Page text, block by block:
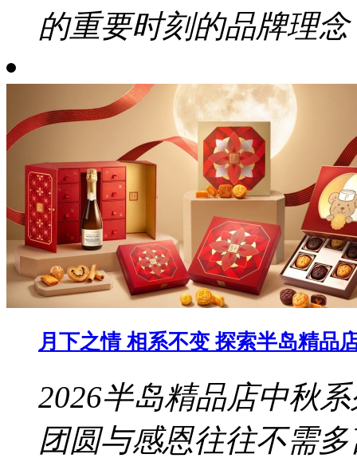
的重要时刻的品牌理念
月下之情 相系不变 探索半岛精品
2026半岛精品店中秋
团圆与感恩往往不需